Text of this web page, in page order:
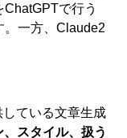
ChatGPTで行う
。一方、Claude2
ている文章生成
スタイル、扱う